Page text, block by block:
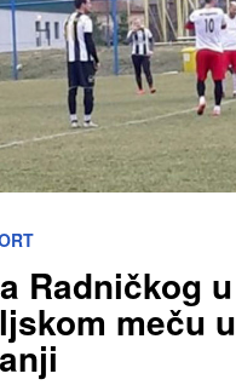
Radničkog u
meču u